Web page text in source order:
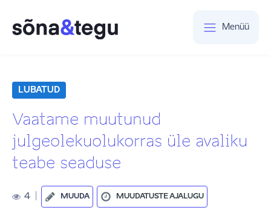
Menüü
LUBATUD
Vaatame muutunud
julgeolekuolukorras üle avaliku
teabe seaduse
4 MUUDA MUUDATUSTE AJALUGU